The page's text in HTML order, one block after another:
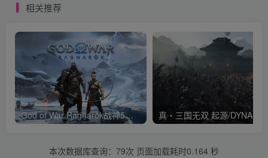
相关推荐
God of War Ragnarök战神5诸神黄昏降
本次数据库查询：79次 页面加载耗时0.164 秒